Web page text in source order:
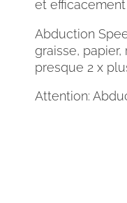
et
Abduction
graisse,
presque 2 x
Attention: